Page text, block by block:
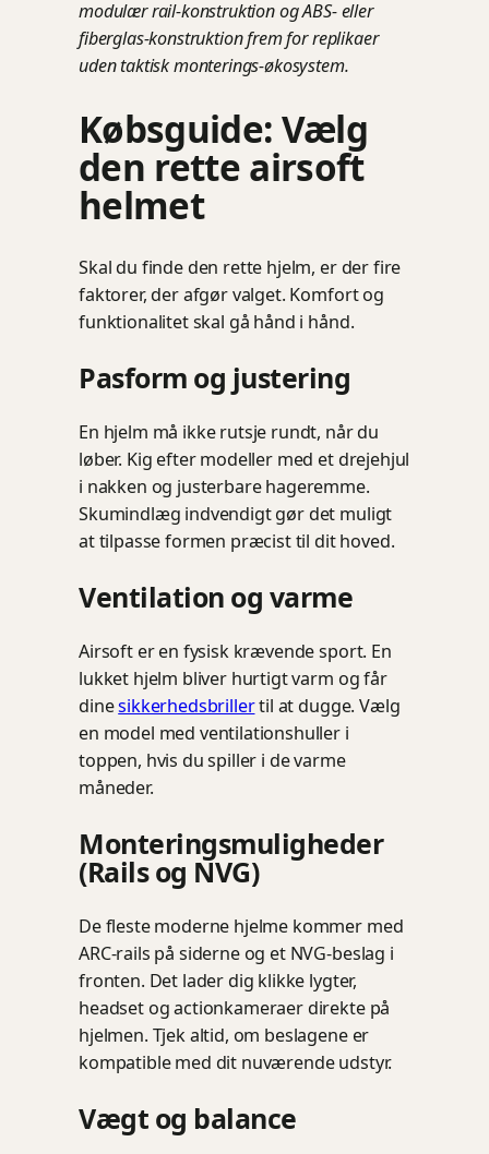
modulær rail-konstruktion og ABS- eller
fiberglas-konstruktion frem for replikaer
uden taktisk monterings-økosystem.
Købsguide: Vælg
den rette airsoft
helmet
Skal du finde den rette hjelm, er der fire
faktorer, der afgør valget. Komfort og
funktionalitet skal gå hånd i hånd.
Pasform og justering
En hjelm må ikke rutsje rundt, når du
løber. Kig efter modeller med et drejehjul
i nakken og justerbare hageremme.
Skumindlæg indvendigt gør det muligt
at tilpasse formen præcist til dit hoved.
Ventilation og varme
Airsoft er en fysisk krævende sport. En
lukket hjelm bliver hurtigt varm og får
dinesikkerhedsbrillertil at dugge. Vælg
en model med ventilationshuller i
toppen, hvis du spiller i de varme
måneder.
Monteringsmuligheder
(Rails og NVG)
De fleste moderne hjelme kommer med
ARC-rails på siderne og et NVG-beslag i
fronten. Det lader dig klikke lygter,
headset og actionkameraer direkte på
hjelmen. Tjek altid, om beslagene er
kompatible med dit nuværende udstyr.
Vægt og balance